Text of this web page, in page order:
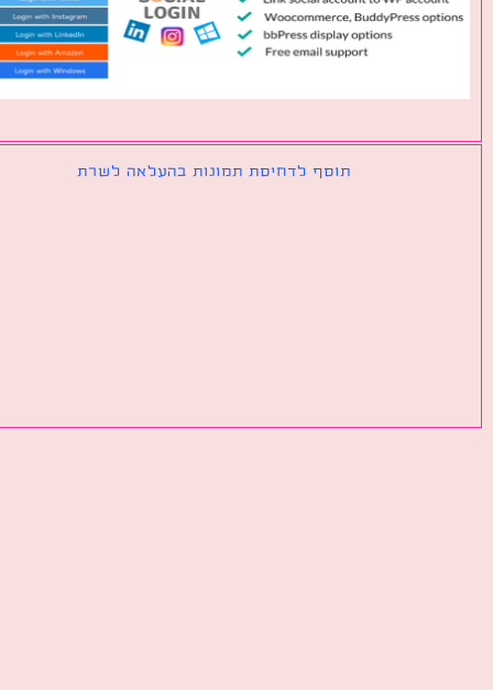
תוסף לדחיסת תמונות בהעלאה לשרת